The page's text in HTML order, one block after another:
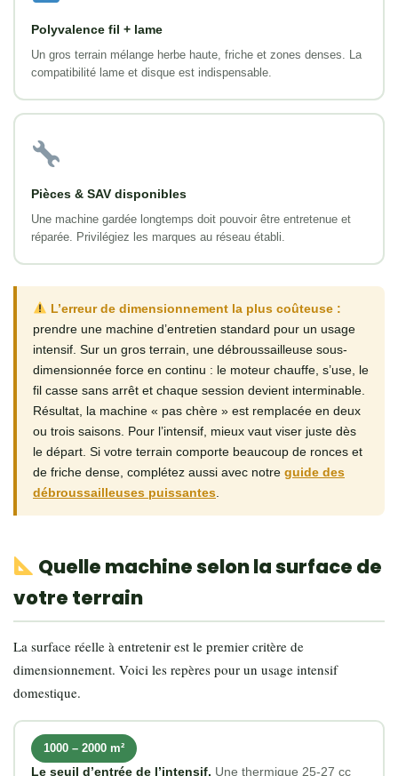
Polyvalence fil + lame
Un gros terrain mélange herbe haute, friche et zones denses. La
compatibilité lame et disque est indispensable.
Pièces & SAV disponibles
Une machine gardée longtemps doit pouvoir être entretenue et
réparée. Privilégiez les marques au réseau établi.
L’erreur de dimensionnement la plus coûteuse :
prendre une machine d’entretien standard pour un usage
intensif. Sur un gros terrain, une débroussailleuse sous-
dimensionnée force en continu : le moteur chauffe, s’use, le
fil casse sans arrêt et chaque session devient interminable.
Résultat, la machine « pas chère » est remplacée en deux
ou trois saisons. Pour l’intensif, mieux vaut viser juste dès
le départ. Si votre terrain comporte beaucoup de ronces et
de friche dense, complétez aussi avec notre guide des
débroussailleuses puissantes
Quelle machine selon la surface de
votre terrain
La surface réelle à entretenir est le premier critère de
dimensionnement. Voici les repères pour un usage intensif
domestique.
1000 – 2000 m²
Le seuil d’entrée de l’intensif. Une thermique 25-27 cc